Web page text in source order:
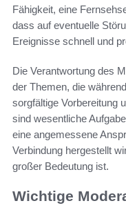
Fähigkeit, eine
dass auf eventuelle
Ereignisse schnell und
Die Verantwortung des
der Themen, die
sorgfältige Vorbereitung
sind wesentliche
eine angemessene
Verbindung hergestellt
großer Bedeutung ist.
Wichtige